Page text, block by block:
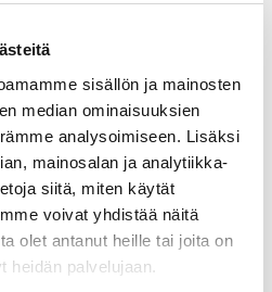
sisällön ja mainosten
median ominaisuuksien
analysoimiseen. Lisäksi
mainosalan ja analytiikka-
siitä, miten käytät
voivat yhdistää näitä
olet antanut heille tai joita on
heidän palvelujaan.
ELYn